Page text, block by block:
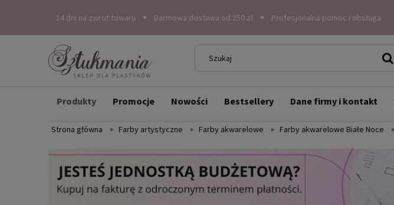
14 dni na zwrot towaru Darmowa dostawa od 250 zł Profesjonalna pomoc i obsługa
Produkty Promocje Nowości Bestsellery Dane firmy i kontakt
Strona główna Farby artystyczne Farby akwarelowe Farby akwarelowe Białe Noce